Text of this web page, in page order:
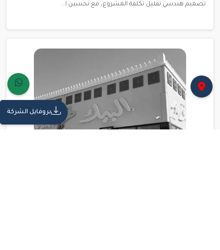
تصميم هندسي تقليل تكلفة المشروع، مع تحسين ا...
بروفايل الشركة